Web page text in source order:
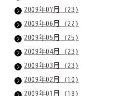
2009年07月 (23)
2009年06月 (22)
2009年05月 (25)
2009年04月 (23)
2009年03月 (23)
2009年02月 (10)
2009年01月 (18)